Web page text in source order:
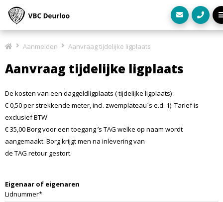
Aanmelden Aanvraag tijdelijke ligplaats
Aanvraag tijdelijke ligplaats
De kosten van een daggeldligplaats ( tijdelijke ligplaats) :
€ 0,50 per strekkende meter, incl. zwemplateau`s e.d. 1). Tarief is
exclusief BTW
€ 35,00 Borg voor een toegang ’s TAG welke op naam wordt
aangemaakt. Borg krijgt men na inlevering van
de TAG retour gestort.
Eigenaar of eigenaren
Lidnummer*